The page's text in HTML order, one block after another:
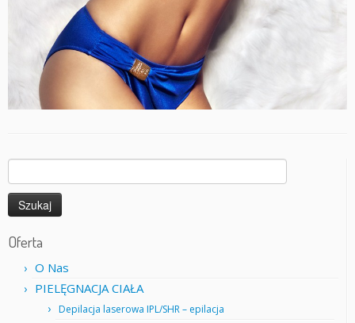
Oferta
O Nas
PIELĘGNACJA CIAŁA
Depilacja laserowa IPL/SHR – epilacja